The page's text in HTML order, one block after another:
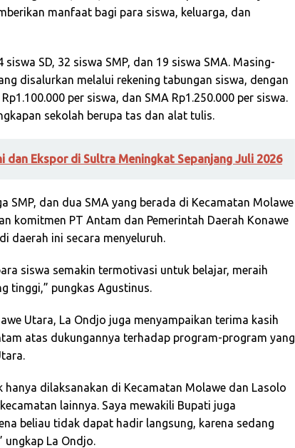
manfaat bagi para siswa, keluarga, dan
SD, 32 siswa SMP, dan 19 siswa SMA. Masing-
disalurkan melalui rekening tabungan siswa, dengan
per siswa, dan SMA Rp1.250.000 per siswa.
sekolah berupa tas dan alat tulis.
dan Ekspor di Sultra Meningkat Sepanjang Juli 2026
SMP, dan dua SMA yang berada di Kecamatan Molawe
komitmen PT Antam dan Pemerintah Daerah Konawe
daerah ini secara menyeluruh.
siswa semakin termotivasi untuk belajar, meraih
tinggi,” pungkas Agustinus.
Utara, La Ondjo juga menyampaikan terima kasih
atas dukungannya terhadap program-program yang
hanya dilaksanakan di Kecamatan Molawe dan Lasolo
lainnya. Saya mewakili Bupati juga
beliau tidak dapat hadir langsung, karena sedang
ungkap La Ondjo.